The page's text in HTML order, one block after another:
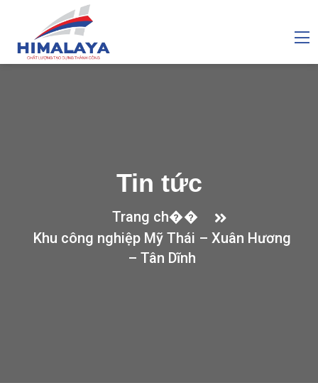
Tin tức
Trang ch��
Khu công nghiệp Mỹ Thái – Xuân Hương
– Tân Dĩnh